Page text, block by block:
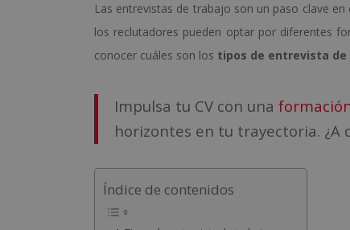
Las entrevistas de trabajo son un paso clave
los reclutadores pueden optar por diferentes
conocer cuáles son los tipos de entrevista
Impulsa tu CV con una
horizontes en tu trayectoria. ¿A
Índice de contenidos